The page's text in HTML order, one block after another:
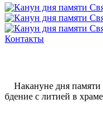
Контакты
Накануне дня памяти
бдение с литией в